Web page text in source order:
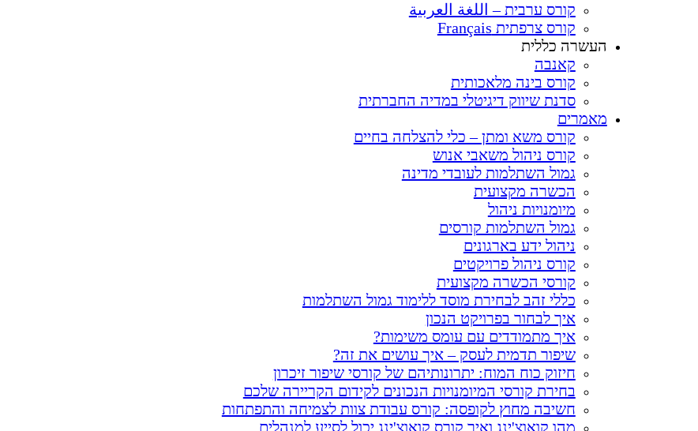
קורס ערבית – اللغة العربية
קורס צרפתית Français
העשרה כללית
קאנבה
קורס בינה מלאכותית
סדנת שיווק דיגיטלי במדיה החברתית
מאמרים
קורס משא ומתן – כלי להצלחה בחיים
קורס ניהול משאבי אנוש
גמול השתלמות לעובדי מדינה
הכשרה מקצועית
מיומנויות ניהול
גמול השתלמות קורסים
ניהול ידע בארגונים
קורס ניהול פרויקטים
קורסי הכשרה מקצועית
כללי זהב לבחירת מוסד ללימוד גמול השתלמות
איך לבחור בפרויקט הנכון
איך מתמודדים עם עומס משימות?​
שיפור תדמית לעסק – איך עושים את זה?
חיזוק כוח המוח: יתרונותיהם של קורסי שיפור זיכרון
בחירת קורסי המיומנויות הנכונים לקידום הקריירה שלכם
חשיבה מחוץ לקופסה: קורס עבודת צוות לצמיחה והתפתחות
מהו קואוצ'ינג ואיך קורס קואוצ'ינג יכול לסייע למנהלים